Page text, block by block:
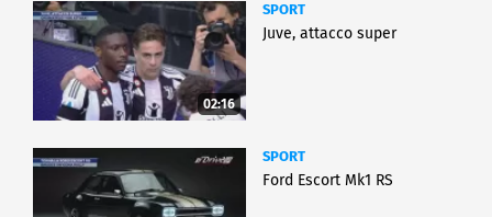
02:16
SPORT
Juve, attacco super
SPORT
Ford Escort Mk1 RS